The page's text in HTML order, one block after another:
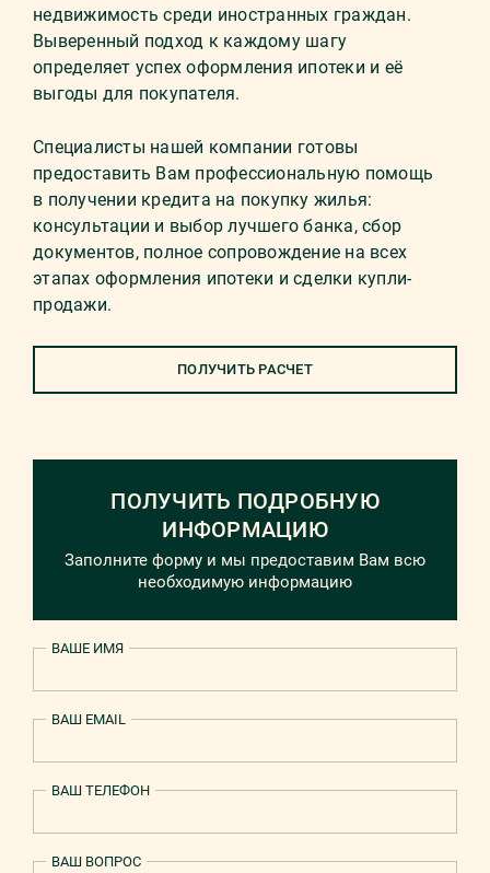
недвижимость среди иностранных граждан.
Выверенный подход к каждому шагу
определяет успех оформления ипотеки и её
выгоды для покупателя.
Специалисты нашей компании готовы
предоставить Вам профессиональную помощь
в получении кредита на покупку жилья:
консультации и выбор лучшего банка, сбор
документов, полное сопровождение на всех
этапах оформления ипотеки и сделки купли-
продажи.
ПОЛУЧИТЬ РАСЧЕТ
ПОЛУЧИТЬ ПОДРОБНУЮ
ИНФОРМАЦИЮ
Заполните форму и мы предоставим Вам всю
необходимую информацию
ВАШЕ ИМЯ
ВАШ EMAIL
ВАШ ТЕЛЕФОН
ВАШ ВОПРОС